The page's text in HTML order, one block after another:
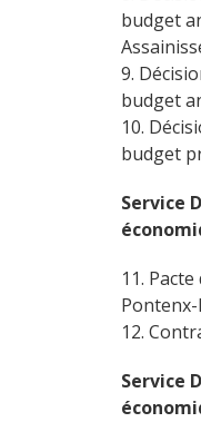
budget
9.
budget
10.
budget
Service
11.
12.
Service